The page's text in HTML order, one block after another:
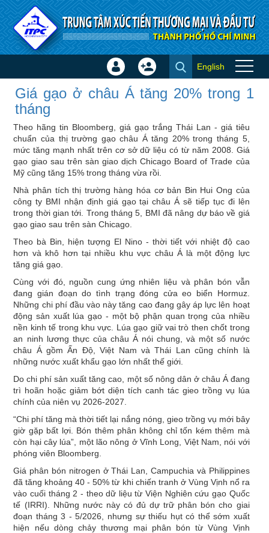
Truy cập nội dung luôn
Giá gạo ở châu Á tăng 20%
trong 1 tháng - Tin quốc tế
Đăng
Tạo
khoản
English
×
Giá gạo ở châu Á tăng 20% trong 1
tháng
Theo hãng tin Bloomberg, giá gạo trắng Thái Lan - giá tiêu
chuẩn của thị trường gạo châu Á tăng 20% trong tháng 5,
mức tăng mạnh nhất trên cơ sở dữ liệu có từ năm 2008. Giá
gạo giao sau trên sàn giao dịch Chicago Board of Trade của
Mỹ cũng tăng 15% trong tháng vừa rồi.
Nhà phân tích thị trường hàng hóa cơ bản Bin Hui Ong của
công ty BMI nhận định giá gạo tại châu Á sẽ tiếp tục đi lên
trong thời gian tới. Trong tháng 5, BMI đã nâng dự báo về giá
gạo giao sau trên sàn Chicago.
Theo bà Bin, hiện tượng El Nino - thời tiết với nhiệt độ cao
hơn và khô hơn tại nhiều khu vực châu Á là một động lực
tăng giá gạo.
Cùng với đó, nguồn cung ứng nhiên liệu và phân bón vẫn
đang gián đoạn do tình trạng đóng cửa eo biển Hormuz.
Những chi phí đầu vào này tăng cao đang gây áp lực lên hoạt
động sản xuất lúa gạo - một bộ phận quan trọng của nhiều
nền kinh tế trong khu vực. Lúa gạo giữ vai trò then chốt trong
an ninh lương thực của châu Á nói chung, và một số nước
châu Á gồm Ấn Độ, Việt Nam và Thái Lan cũng chính là
những nước xuất khẩu gạo lớn nhất thế giới.
Do chi phí sản xuất tăng cao, một số nông dân ở châu Á đang
trì hoãn hoặc giảm bớt diện tích canh tác gieo trồng vụ lúa
chính của niên vụ 2026-2027.
“Chi phí tăng mà thời tiết lại nắng nóng, gieo trồng vụ mới bây
giờ gặp bất lợi. Bón thêm phân không chỉ tốn kém thêm mà
còn hại cây lúa”, một lão nông ở Vĩnh Long, Việt Nam, nói với
phóng viên Bloomberg.
Giá phân bón nitrogen ở Thái Lan, Campuchia và Philippines
đã tăng khoảng 40 - 50% từ khi chiến tranh ở Vùng Vịnh nổ ra
vào cuối tháng 2 - theo dữ liệu từ Viện Nghiên cứu gạo Quốc
tế (IRRI). Những nước này có đủ dự trữ phân bón cho giai
đoạn tháng 3 - 5/2026, nhưng sự thiếu hụt có thể sớm xuất
hiện nếu dòng chảy thương mại phân bón từ Vùng Vịnh